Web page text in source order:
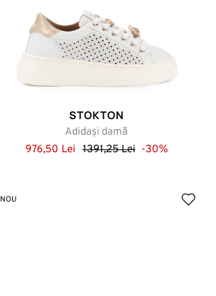
STOKTON
Adidași damă
976,50 Lei 1391,25 Lei -30%
NOU